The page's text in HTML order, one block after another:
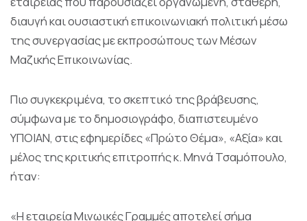
διαυγή και ουσιαστική επικοινωνιακή πολιτική μέσω
της συνεργασίας με εκπροσώπους των Μέσων
Μαζικής Επικοινωνίας.
Πιο συγκεκριμένα, το σκεπτικό της βράβευσης,
σύμφωνα με το δημοσιογράφο, διαπιστευμένο
ΥΠΟΙΑΝ, στις εφημερίδες «Πρώτο Θέμα», «Αξία» και
μέλος της κριτικής επιτροπής κ. Μηνά Τσαμόπουλο,
ήταν:
«Η εταιρεία Μινωικές Γραμμές αποτελεί σήμα